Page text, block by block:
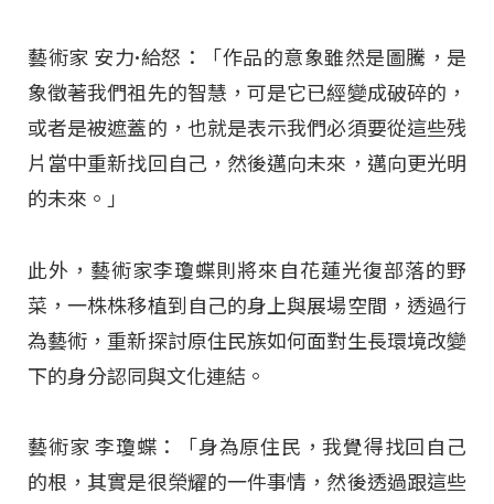
藝術家 安力·給怒：「作品的意象雖然是圖騰，是
象徵著我們祖先的智慧，可是它已經變成破碎的，
或者是被遮蓋的，也就是表示我們必須要從這些残
片當中重新找回自己，然後邁向未來，邁向更光明
的未來。」
此外，藝術家李瓊蝶則將來自花蓮光復部落的野
菜，一株株移植到自己的身上與展場空間，透過行
為藝術，重新探討原住民族如何面對生長環境改變
下的身分認同與文化連結。
藝術家 李瓊蝶：「身為原住民，我覺得找回自己
的根，其實是很榮耀的一件事情，然後透過跟這些